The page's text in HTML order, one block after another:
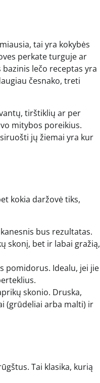
tai yra kokybės
perkate turguje ar
lečo receptas yra
česnako, treti
tirštiklių ar per
mitybos poreikius.
jų žiemai yra kur
kokia daržovė tiks,
bus rezultatas.
skonį, bet ir labai gražią,
pomidorus. Idealu, jei jie
skonio. Druska,
(grūdeliai arba malti) ir
Tai klasika, kurią